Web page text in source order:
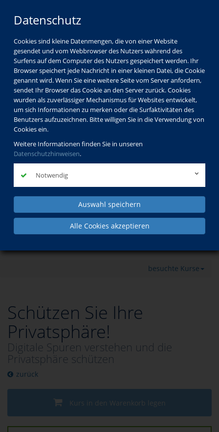
Datenschutz
Cookies sind kleine Datenmengen, die von einer Website
gesendet und vom Webbrowser des Nutzers während des
Surfens auf dem Computer des Nutzers gespeichert werden. Ihr
Browser speichert jede Nachricht in einer kleinen Datei, die Cookie
genannt wird. Wenn Sie eine weitere Seite vom Server anfordern,
sendet Ihr Browser das Cookie an den Server zurück. Cookies
wurden als zuverlässiger Mechanismus für Websites entwickelt,
um sich Informationen zu merken oder die Surfaktivitäten des
Benutzers aufzuzeichnen. Bitte willigen Sie in die Verwendung von
Cookies ein.
Weitere Informationen finden Sie in unseren
Datenschutzhinweisen.
Notwendig
Auswahl speichern
Alle Cookies akzeptieren
Berufliche Bildung
besuchte Kurse
Schützen Sie Ihre
Privatsphäre!
Digitale Spuren verstehen und die
Privatsphäre schützen
zurück
Kurs in den Warenkorb legen